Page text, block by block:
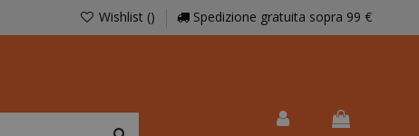
Wishlist () Spedizione gratuita sopra 99 €